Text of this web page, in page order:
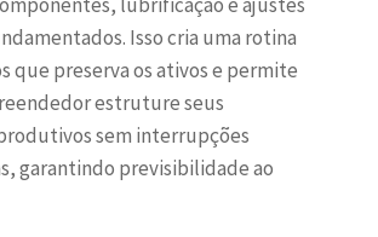
Isso cria uma rotina
que preserva os ativos e permite
estruture seus
sem interrupções
garantindo previsibilidade ao